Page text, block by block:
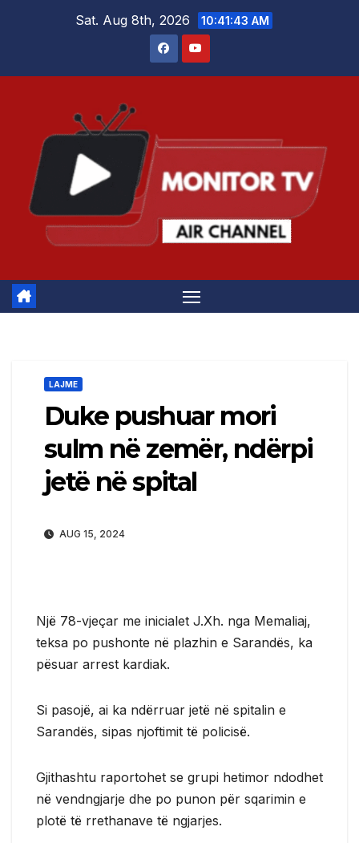
Sat. Aug 8th, 2026 10:41:43 AM
LAJME
Duke pushuar mori
sulm në zemër, ndërpi
jetë në spital
AUG 15, 2024
Një 78-vjeçar me inicialet J.Xh. nga Memaliaj,
teksa po pushonte në plazhin e Sarandës, ka
pësuar arrest kardiak.
Si pasojë, ai ka ndërruar jetë në spitalin e
Sarandës, sipas njoftimit të policisë.
Gjithashtu raportohet se grupi hetimor ndodhet
në vendngjarje dhe po punon për sqarimin e
plotë të rrethanave të ngjarjes.